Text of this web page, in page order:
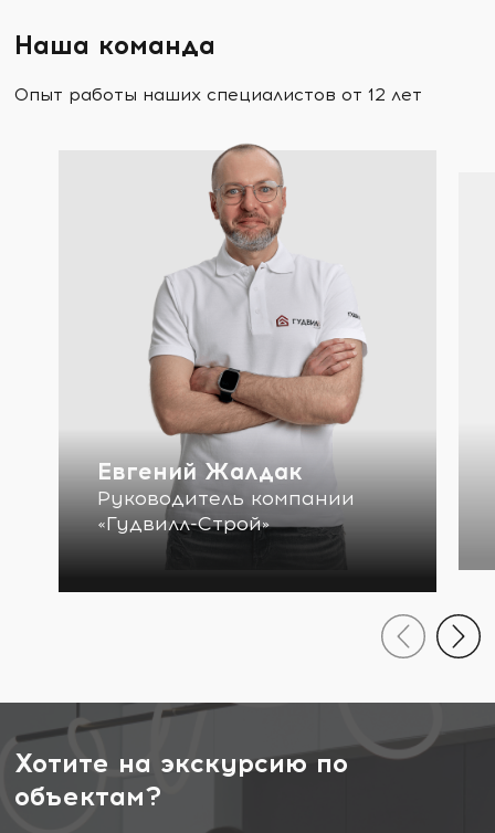
Наша команда
Опыт работы наших специалистов от 12 лет
Евгений Жалдак
Руководитель компании
«Гудвилл-Строй»
Хотите на экскурсию по
объектам?